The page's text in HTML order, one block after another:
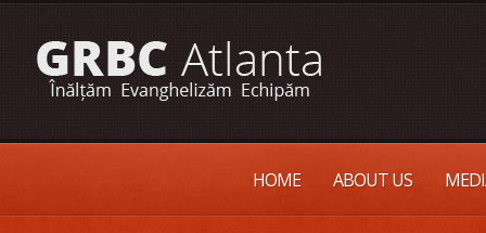
HOME ABOUT US